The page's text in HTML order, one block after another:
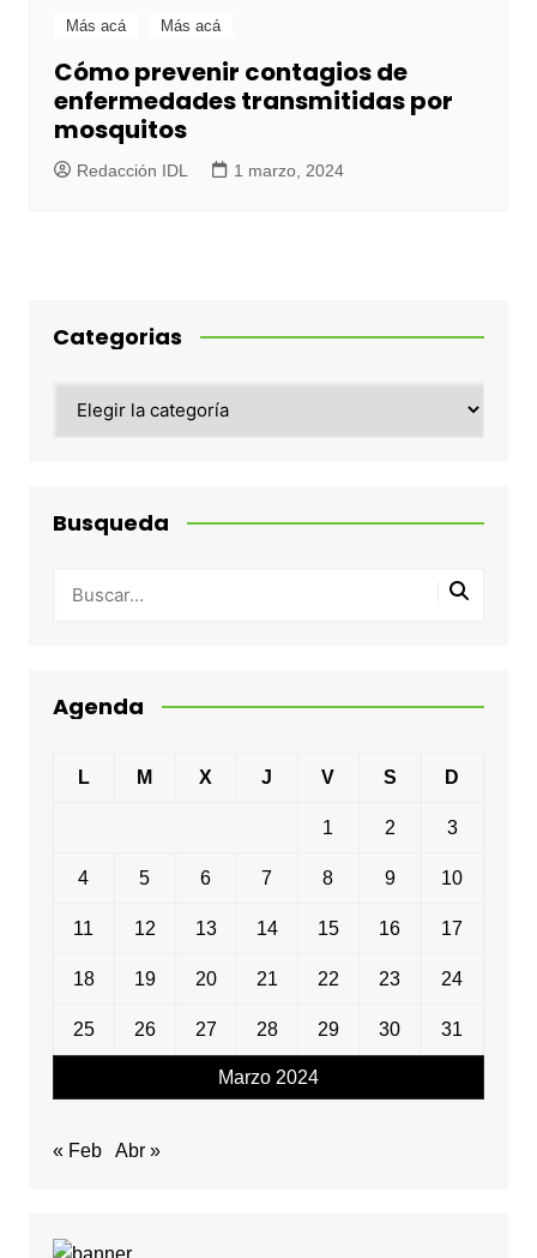
Más acá Más acá
Cómo prevenir contagios de
enfermedades transmitidas por
mosquitos
Redacción IDL 1 marzo, 2024
Categorias
Busqueda
Agenda
Marzo 2024
L M X J V S D
1 2 3
4 5 6 7 8 9 10
11 12 13 14 15 16 17
18 19 20 21 22 23 24
25 26 27 28 29 30 31
« Feb Abr »